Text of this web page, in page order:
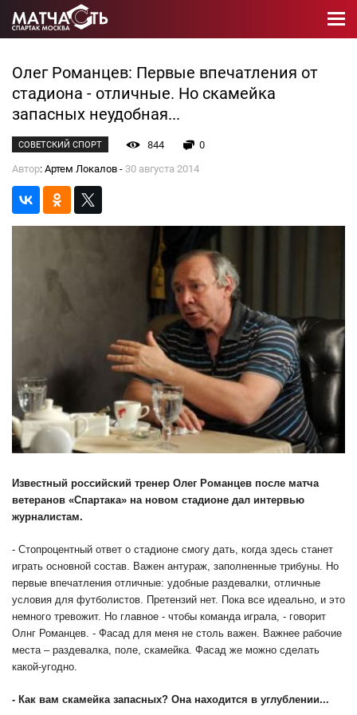
Олег Романцев: Первые впечатления от
стадиона - отличные. Но скамейка
запасных неудобная...
СОВЕТСКИЙ СПОРТ 844
0
Автор: Артем Локалов - 30 августа 2014
Известный российский тренер Олег Романцев после матча
ветеранов «Спартака» на новом стадионе дал интервью
журналистам.
- Стопроцентный ответ о стадионе смогу дать, когда здесь станет
играть основной состав. Важен антураж, заполненные трибуны. Но
первые впечатления отличные: удобные раздевалки, отличные
условия для футболистов. Претензий нет. Пока все идеально, и это
немного тревожит. Но главное - чтобы команда играла, - говорит
Олнг Романцев. - Фасад для меня не столь важен. Важнее рабочие
места – раздевалка, поле, скамейка. Фасад же можно сделать
какой-угодно.
- Как вам скамейка запасных? Она находится в углублении...